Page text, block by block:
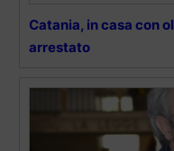
Catania, in casa con
arrestato